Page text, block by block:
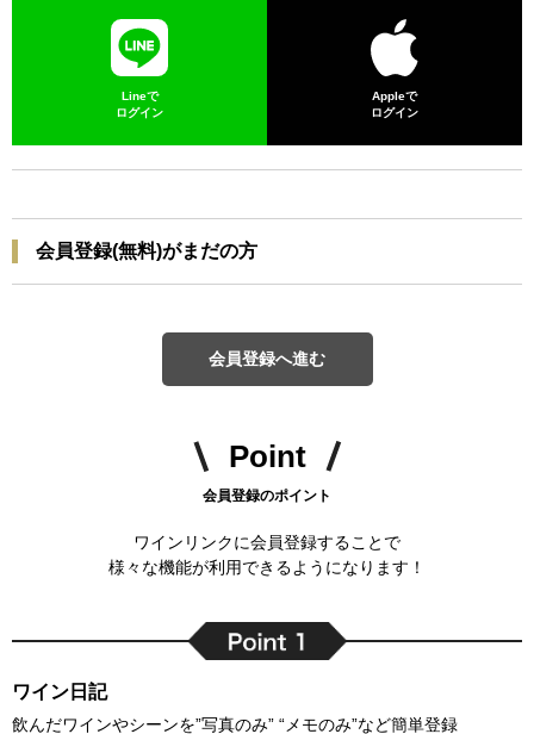
Lineで
ログイン
Appleで
ログイン
会員登録(無料)がまだの方
会員登録へ進む
Point
会員登録のポイント
ワインリンクに会員登録することで
様々な機能が利用できるようになります！
ワイン日記
飲んだワインやシーンを”写真のみ” “メモのみ”など簡単登録